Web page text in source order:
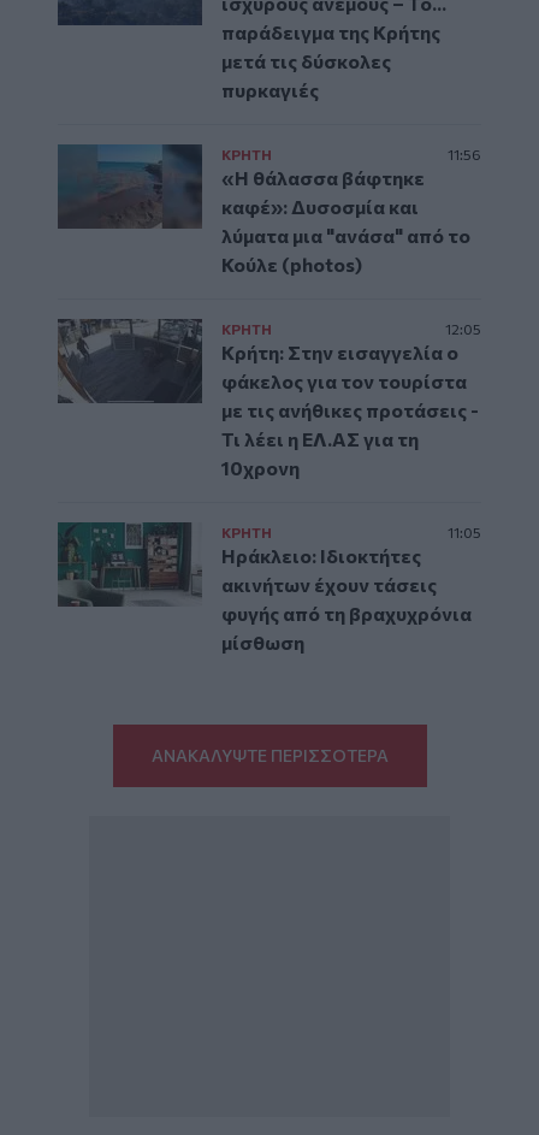
παράδειγμα της Κρήτης
μετά τις δύσκολες
πυρκαγιές
ΚΡΗΤΗ 11:56
«Η θάλασσα βάφτηκε
καφέ»: Δυσοσμία και
λύματα μια "ανάσα" από το
Κούλε (photos)
ΚΡΗΤΗ 12:05
Κρήτη: Στην εισαγγελία ο
φάκελος για τον τουρίστα
με τις ανήθικες προτάσεις -
Τι λέει η ΕΛ.ΑΣ για τη
10χρονη
ΚΡΗΤΗ 11:05
Ηράκλειο: Ιδιοκτήτες
ακινήτων έχουν τάσεις
φυγής από τη βραχυχρόνια
μίσθωση
ΑΝΑΚΑΛΥΨΤΕ ΠΕΡΙΣΣΟΤΕΡΑ